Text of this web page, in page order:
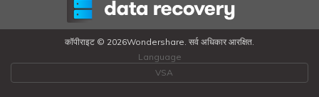
कॉपीराइट © 2026Wondershare. सर्व अधिकार आरक्षित.
Language
VSA